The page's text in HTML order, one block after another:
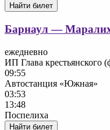
Найти билет
Барнаул —
ежедневно
ИП Глава крестьянского
09:55
Автостанция «Южная»
03:53
13:48
Поспелиха
Найти билет